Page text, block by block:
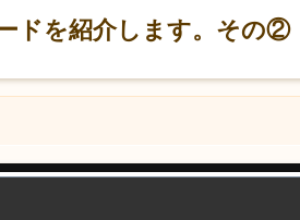
ドを紹介します。その②